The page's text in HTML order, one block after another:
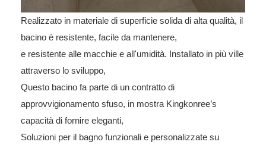
Realizzato in materiale di superficie solida di alta qualità, il
bacino è resistente, facile da mantenere,
e resistente alle macchie e all'umidità. Installato in più ville
attraverso lo sviluppo,
Questo bacino fa parte di un contratto di
approvvigionamento sfuso, in mostra Kingkonree’s
capacità di fornire eleganti,
Soluzioni per il bagno funzionali e personalizzate su